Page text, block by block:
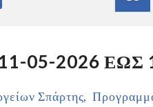
05-2026 ΕΩΣ
Σπάρτης